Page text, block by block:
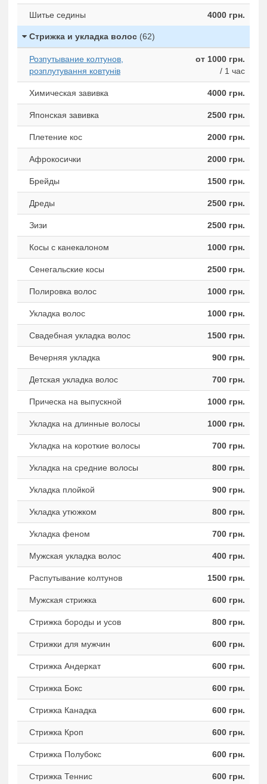
Шитье седины 4000 грн.
Стрижка и укладка волос (62)
Розпутывание колтунов,
розплутування ковтунів
от 1000 грн.
/ 1 час
Химическая завивка 4000 грн.
Японская завивка 2500 грн.
Плетение кос 2000 грн.
Афрокосички 2000 грн.
Брейды 1500 грн.
Дреды 2500 грн.
Зизи 2500 грн.
Косы с канекалоном 1000 грн.
Сенегальские косы 2500 грн.
Полировка волос 1000 грн.
Укладка волос 1000 грн.
Свадебная укладка волос 1500 грн.
Вечерняя укладка 900 грн.
Детская укладка волос 700 грн.
Прическа на выпускной 1000 грн.
Укладка на длинные волосы 1000 грн.
Укладка на короткие волосы 700 грн.
Укладка на средние волосы 800 грн.
Укладка плойкой 900 грн.
Укладка утюжком 800 грн.
Укладка феном 700 грн.
Мужская укладка волос 400 грн.
Распутывание колтунов 1500 грн.
Мужская стрижка 600 грн.
Стрижка бороды и усов 800 грн.
Стрижки для мужчин 600 грн.
Стрижка Андеркат 600 грн.
Стрижка Бокс 600 грн.
Стрижка Канадка 600 грн.
Стрижка Кроп 600 грн.
Стрижка Полубокс 600 грн.
Стрижка Теннис 600 грн.